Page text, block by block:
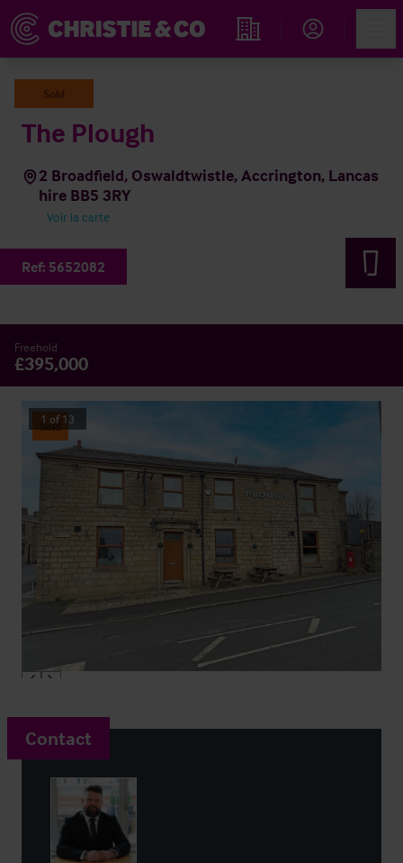
Rechercher un hôtel
Sold
The Plough
2 Broadfield, Oswaldtwistle, Accrington, Lancas
hire BB5 3RY
Voir la carte
Ref: 5652082
Freehold
£395,000
Sold
1 of 13
Contact